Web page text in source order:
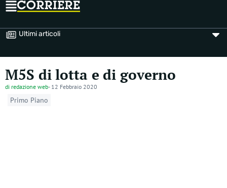
Ultimi articoli
M5S di lotta e di governo
di redazione web- 12 Febbraio 2020
Primo Piano